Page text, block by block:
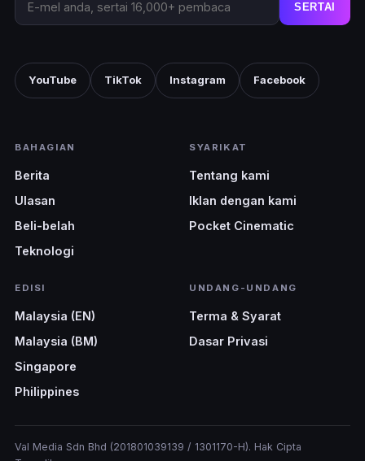
SERTAI
YouTube TikTok Instagram Facebook
BAHAGIAN
Berita
Ulasan
Beli-belah
Teknologi
SYARIKAT
Tentang kami
Iklan dengan kami
Pocket Cinematic
EDISI
Malaysia (EN)
Malaysia (BM)
Singapore
Philippines
UNDANG-UNDANG
Terma & Syarat
Dasar Privasi
Val Media Sdn Bhd (201801039139 / 1301170-H). Hak Cipta